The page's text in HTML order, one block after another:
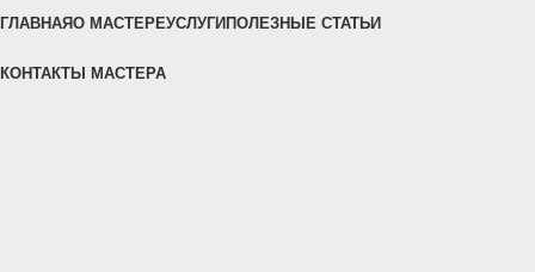
ГЛАВНАЯО МАСТЕРЕУСЛУГИПОЛЕЗНЫЕ СТАТЬИ
КОНТАКТЫ МАСТЕРА